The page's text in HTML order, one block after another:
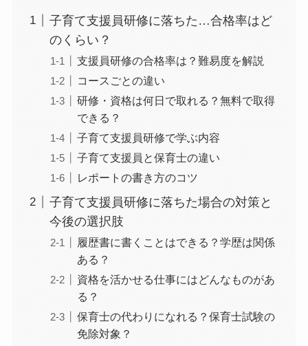
子育て支援員研修に落ちた…合格率はど
のくらい？
支援員研修の合格率は？難易度を解説
コースごとの違い
研修・資格は何日で取れる？無料で取得
できる？
子育て支援員研修で学ぶ内容
子育て支援員と保育士の違い
レポートの書き方のコツ
子育て支援員研修に落ちた場合の対策と
今後の選択肢
履歴書に書くことはできる？学歴は関係
ある？
資格を活かせる仕事にはどんなものがあ
る？
保育士の代わりになれる？保育士試験の
免除対象？